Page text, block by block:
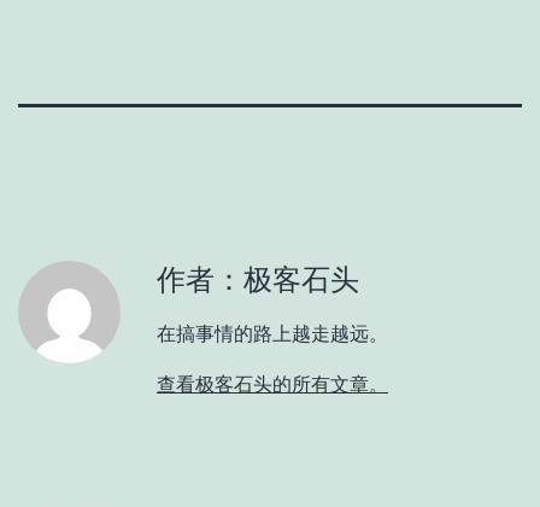
作者：极客石头
在搞事情的路上越走越远。
查看极客石头的所有文章。